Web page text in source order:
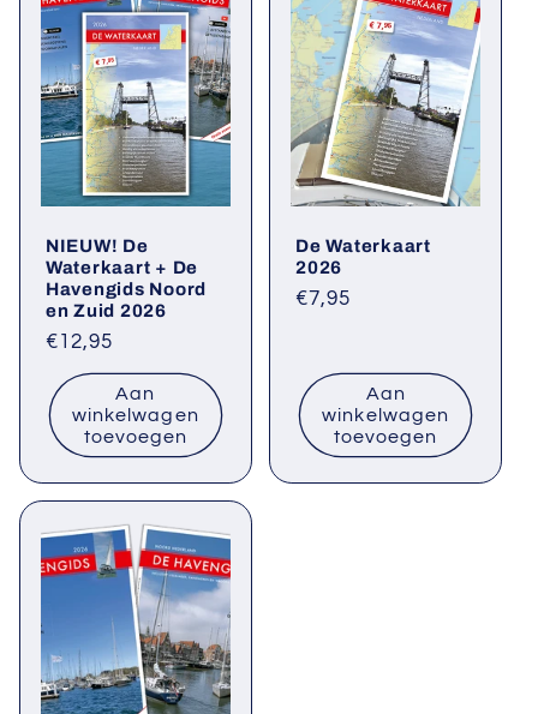
NIEUW! De
Waterkaart + De
Havengids Noord
en Zuid 2026
Normale
prijs
€12,95
Aan
winkelwagen
toevoegen
De Waterkaart
2026
Normale
€7,95
Aan
winkelwagen
toevoegen